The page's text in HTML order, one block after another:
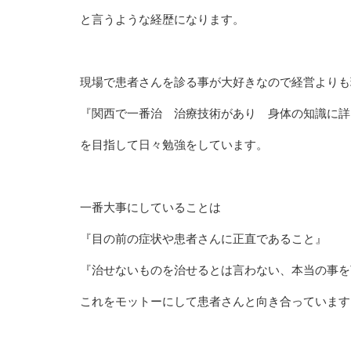
と言うような経歴になります。
現場で患者さんを診る事が大好きなので経営より
『関西で一番治 治療技術があり 身体の知識に
を目指して日々勉強をしています。
一番大事にしていることは
『目の前の症状や患者さんに正直であること』
『治せないものを治せるとは言わない、本当の事
これをモットーにして患者さんと向き合っていま